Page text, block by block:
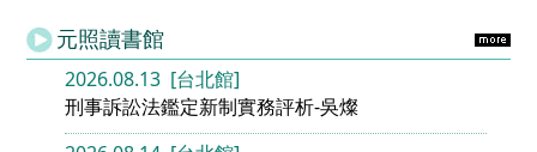
元照讀書館
2026.08.13 [台北館]
刑事訴訟法鑑定新制實務評析-吳燦